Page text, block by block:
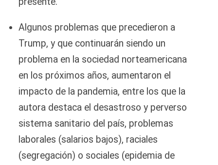
Algunos problemas que precedieron a
Trump, y que continuarán siendo un
problema en la sociedad norteamericana
en los próximos años, aumentaron el
impacto de la pandemia, entre los que la
autora destaca el desastroso y perverso
sistema sanitario del país, problemas
laborales (salarios bajos), raciales
(segregación) o sociales (epidemia de